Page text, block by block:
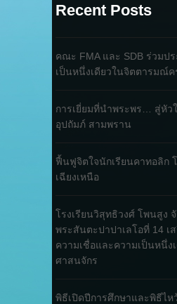
Recent Posts
คณะ FMA และ SDB ร่วมป
เป็นหนึ่งเดียวในจิตตารมณ์ค
การเยี่ยมที่นำพระพร… สู่หัว
อุปถัมภ์ สามพราน
ฟื้นฟูจิตใจนักเรียนคาทอลิก
เฉียงเหนือ
โรงเรียนวิสุทธิวงศ์ โพนสูง
พระสันตะปาปาเลโอที่ 14 เ
ความเชื่อและความเป็นหนึ่ง
ศาสนจักร
พิธีเปิดปีการศึกษาและพิธีไห